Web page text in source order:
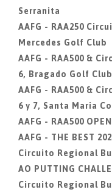
Serranita
AAFG - RAA250
Mercedes Golf Club
AAFG - RAA500 &
6, Bragado Golf Club
AAFG - RAA500 &
6 y 7, Santa Maria
AAFG - RAA500
AAFG - THE BEST
Circuito Regional
AO PUTTING
Circuito Regional